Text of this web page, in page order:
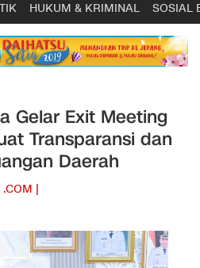
HUKUM & KRIMINAL SOSIAL
Gelar Exit Meeting
Transparansi dan
Daerah
|